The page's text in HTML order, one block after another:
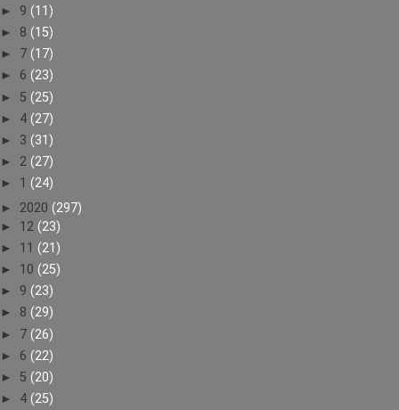
► 9 (11)
► 8 (15)
► 7 (17)
► 6 (23)
► 5 (25)
► 4 (27)
► 3 (31)
► 2 (27)
► 1 (24)
► 2020 (297)
► 12 (23)
► 11 (21)
► 10 (25)
► 9 (23)
► 8 (29)
► 7 (26)
► 6 (22)
► 5 (20)
► 4 (25)